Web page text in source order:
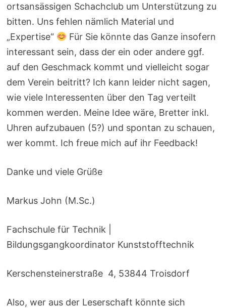
ortsansässigen Schachclub um Unterstützung zu
bitten. Uns fehlen nämlich Material und
„Expertise“
Für Sie könnte das Ganze insofern
interessant sein, dass der ein oder andere ggf.
auf den Geschmack kommt und vielleicht sogar
dem Verein beitritt? Ich kann leider nicht sagen,
wie viele Interessenten über den Tag verteilt
kommen werden. Meine Idee wäre, Bretter inkl.
Uhren aufzubauen (5?) und spontan zu schauen,
wer kommt. Ich freue mich auf ihr Feedback!
Danke und viele Grüße
Markus John (M.Sc.)
Fachschule für Technik |
Bildungsgangkoordinator Kunststofftechnik
Kerschensteinerstraße 4, 53844 Troisdorf
Also, wer aus der Leserschaft könnte sich